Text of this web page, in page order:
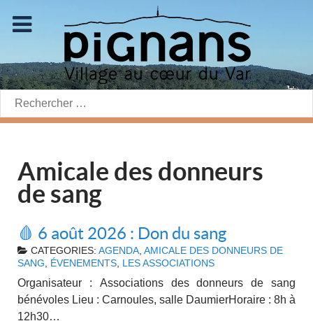
Rechercher:
Amicale des donneurs
de sang
🩸 6 août 2026 : Don du sang
CATEGORIES: AGENDA, AMICALE DES DONNEURS DE
SANG, ÉVENEMENTS, LES ASSOCIATIONS
Organisateur : Associations des donneurs de sang
bénévoles Lieu : Carnoules, salle DaumierHoraire : 8h à
12h30…